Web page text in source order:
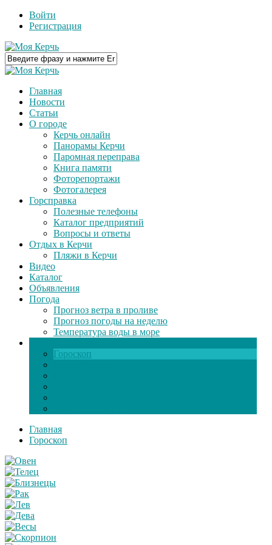
Войти
Регистрация
Главная
Новости
Статьи
О городе
Керчь онлайн
Панорамы Керчи
Паромная переправа
Книга памяти
Фоторепортажи
Фотогалерея
Горсправка
Полезные телефоны
Каталог предприятий
Вопросы и ответы
Отдых в Керчи
Пляжи в Керчи
Видео
Каталог
Объявления
Погода
Прогноз ветра в проливе
Прогноз погоды на неделю
Температура воды в море
Гороскоп
Главная
Гороскоп